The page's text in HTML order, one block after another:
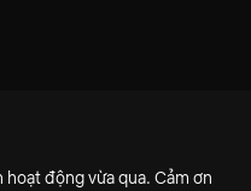
động vừa qua. Cảm ơn